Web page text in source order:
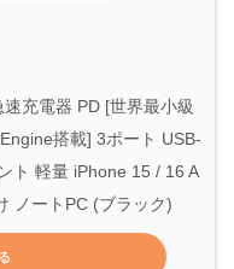
充電器 PD [世界最小級
搭載] 3ポート USB-
ト 軽量 iPhone 15 / 16 A
ノートPC (ブラック)